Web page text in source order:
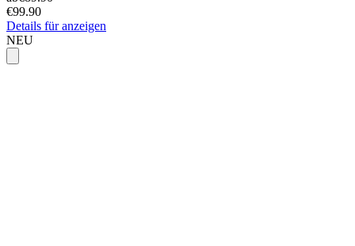
€99.90
Details für anzeigen
NEU